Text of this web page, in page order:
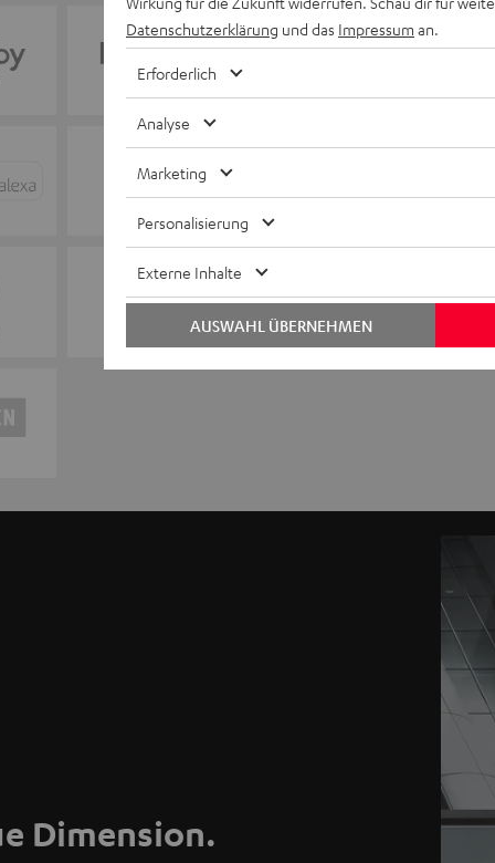
Dimension.
Datenschutzerklärung und das Impressum an.
Erforderlich
Analyse
Marketing
Personalisierung
Externe Inhalte
AUSWAHL ÜBERNEHMEN